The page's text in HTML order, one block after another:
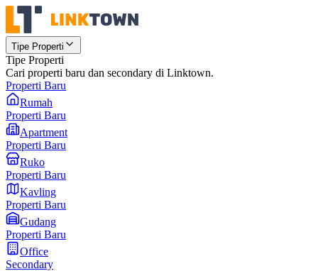
Tipe Properti
Tipe Properti
Cari properti baru dan secondary di Linktown.
Properti Baru
Rumah
Properti Baru
Apartment
Properti Baru
Ruko
Properti Baru
Kavling
Properti Baru
Gudang
Properti Baru
Office
Secondary